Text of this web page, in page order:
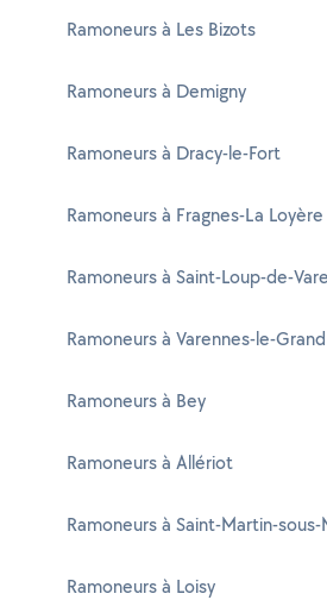
Ramoneurs à Les Bizots
Ramoneurs à Demigny
Ramoneurs à Dracy-le-Fort
Ramoneurs à Fragnes-La Loyère
Ramoneurs à Saint-Loup-de-
Ramoneurs à Varennes-le-Grand
Ramoneurs à Bey
Ramoneurs à Allériot
Ramoneurs à Saint-Martin-
Ramoneurs à Loisy